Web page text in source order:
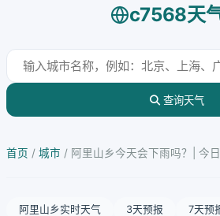
c7568天
查询天气
首页 / 城市 / 阿里山乡今天会下雨吗？| 今
阿里山乡实时天气 3天预报 7天预